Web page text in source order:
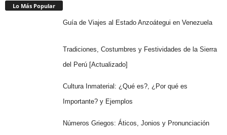
Lo Más Popular
Guía de Viajes al Estado Anzoátegui en Venezuela
Tradiciones, Costumbres y Festividades de la Sierra
del Perú [Actualizado]
Cultura Inmaterial: ¿Qué es?, ¿Por qué es
Importante? y Ejemplos
Números Griegos: Áticos, Jonios y Pronunciación